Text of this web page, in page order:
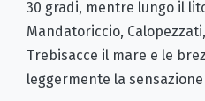
30 gradi, mentre lungo il
Mandatoriccio,
Trebisacce il mare e le
leggermente la